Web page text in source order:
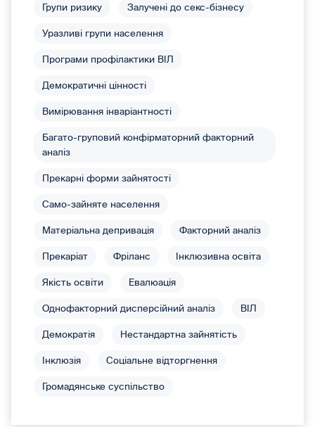
Групи ризику Залучені до секс-бізнесу
Уразливі групи населення
Програми профілактики ВІЛ
Демократичні цінності
Вимірювання інваріантності
Багато-груповий конфірматорний факторний
аналіз
Прекарні форми зайнятості
Само-зайняте населення
Матеріальна депривація Факторний аналіз
Прекаріат Фріланс Інклюзивна освіта
Якість освіти Евалюація
Однофакторний дисперсійний аналіз ВІЛ
Демократія Нестандартна зайнятість
Інклюзія Соціальне відторгнення
Громадянське суспільство